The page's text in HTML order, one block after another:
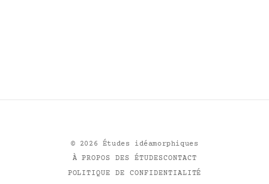
© 2026 Études idéamorphiques
À PROPOS DES ÉTUDESCONTACT
POLITIQUE DE CONFIDENTIALITÉ